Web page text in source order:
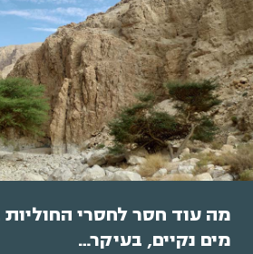
מה עוד חסר לחסרי
מים נקיים, בעיקר…